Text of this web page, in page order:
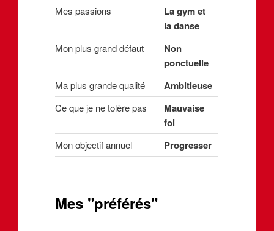
Mes passions
La gym et
la danse
Mon plus grand défaut
Non
ponctuelle
Ma plus grande qualité Ambitieuse
Ce que je ne tolère pas
Mauvaise
foi
Mon objectif annuel Progresser
Mes "préférés"